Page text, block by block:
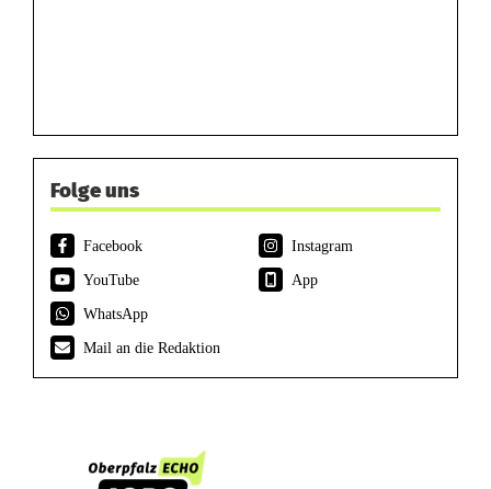
Folge uns
Facebook
Instagram
YouTube
App
WhatsApp
Mail an die Redaktion